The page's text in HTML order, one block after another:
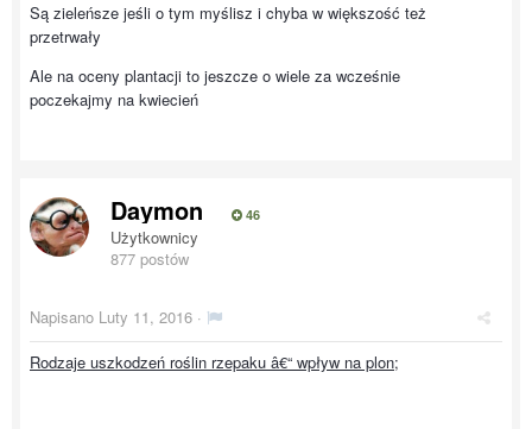
Są zieleńsze jeśli o tym myślisz i chyba w większość też
przetrwały
Ale na oceny plantacji to jeszcze o wiele za wcześnie
poczekajmy na kwiecień
Daymon 46
Użytkownicy
877 postów
Napisano Luty 11, 2016 ·
Rodzaje uszkodzeń roślin rzepaku â€“ wpływ na plon;